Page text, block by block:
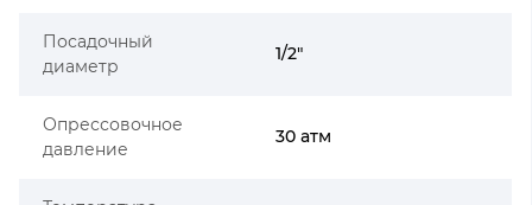
Посадочный
диаметр
1/2"
Опрессовочное
давление
30 атм